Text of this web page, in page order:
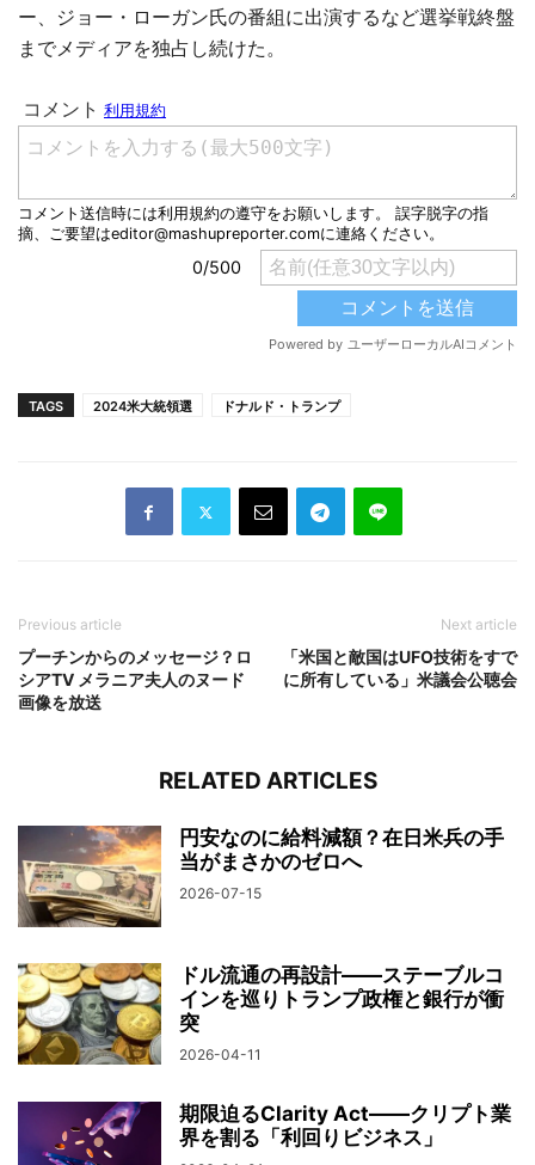
ー、ジョー・ローガン氏の番組に出演するなど選挙戦終盤
までメディアを独占し続けた。
TAGS 2024米大統領選 ドナルド・トランプ
Previous article
プーチンからのメッセージ？ロ
シアTV メラニア夫人のヌード
画像を放送
Next article
「米国と敵国はUFO技術をすで
に所有している」米議会公聴会
RELATED ARTICLES
円安なのに給料減額？在日米兵の手
当がまさかのゼロへ
2026-07-15
ドル流通の再設計——ステーブルコ
インを巡りトランプ政権と銀行が衝
突
2026-04-11
期限迫るClarity Act——クリプト業
界を割る「利回りビジネス」